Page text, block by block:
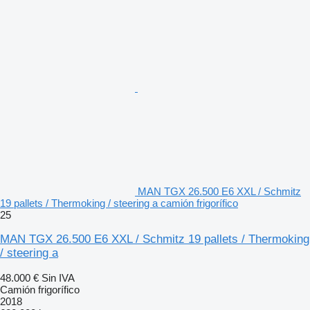
MAN TGX 26.500 E6 XXL / Schmitz
19 pallets / Thermoking / steering a camión frigorífico
25
MAN TGX 26.500 E6 XXL / Schmitz 19 pallets / Thermoking
/ steering a
48.000 € Sin IVA
Camión frigorífico
2018